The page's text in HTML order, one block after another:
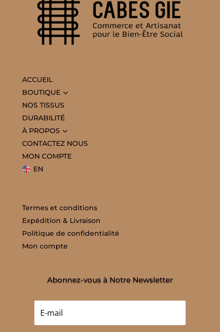
ACCUEIL
BOUTIQUE3
NOS TISSUS
DURABILITÉ
À PROPOS 3
CONTACTEZ NOUS
MON COMPTE
EN
Termes et conditions
Expédition & Livraison
Politique de confidentialité
Mon compte
Abonnez-vous à Notre Newsletter